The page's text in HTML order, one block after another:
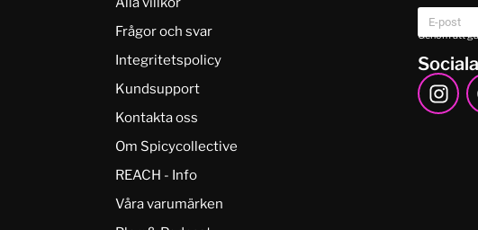
Frågor och svar
Integritetspolicy
Kundsupport
Kontakta oss
Om Spicycollective
REACH - Info
Våra varumärken
Genom att